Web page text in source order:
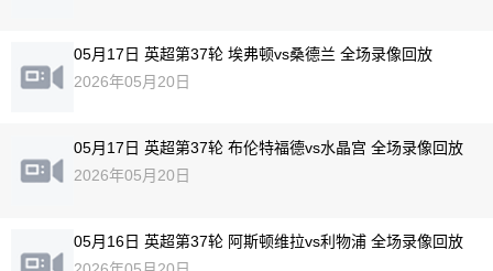
05月17日 英超第37轮 埃弗顿vs桑德兰 全场录像回放
2026年05月20日
05月17日 英超第37轮 布伦特福德vs水晶宫 全场录像回放
2026年05月20日
05月16日 英超第37轮 阿斯顿维拉vs利物浦 全场录像回放